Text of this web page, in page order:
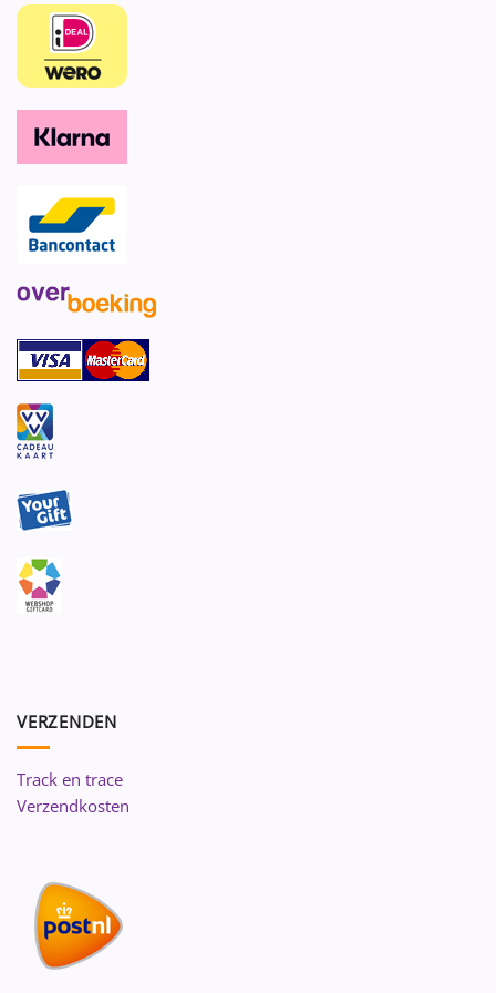
VERZENDEN
Track en trace
Verzendkosten